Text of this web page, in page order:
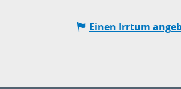
Einen Irrtum